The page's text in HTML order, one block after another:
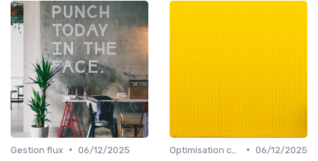
Gestion flux • 06/12/2025
• 06/12/2025